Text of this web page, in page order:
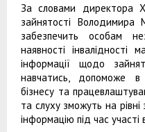
За словами директора
зайнятості Володимира
забезпечить особам
наявності інвалідності
інформації щодо
навчатись, допоможе в
бізнесу та
та слуху зможуть на
інформацію під час